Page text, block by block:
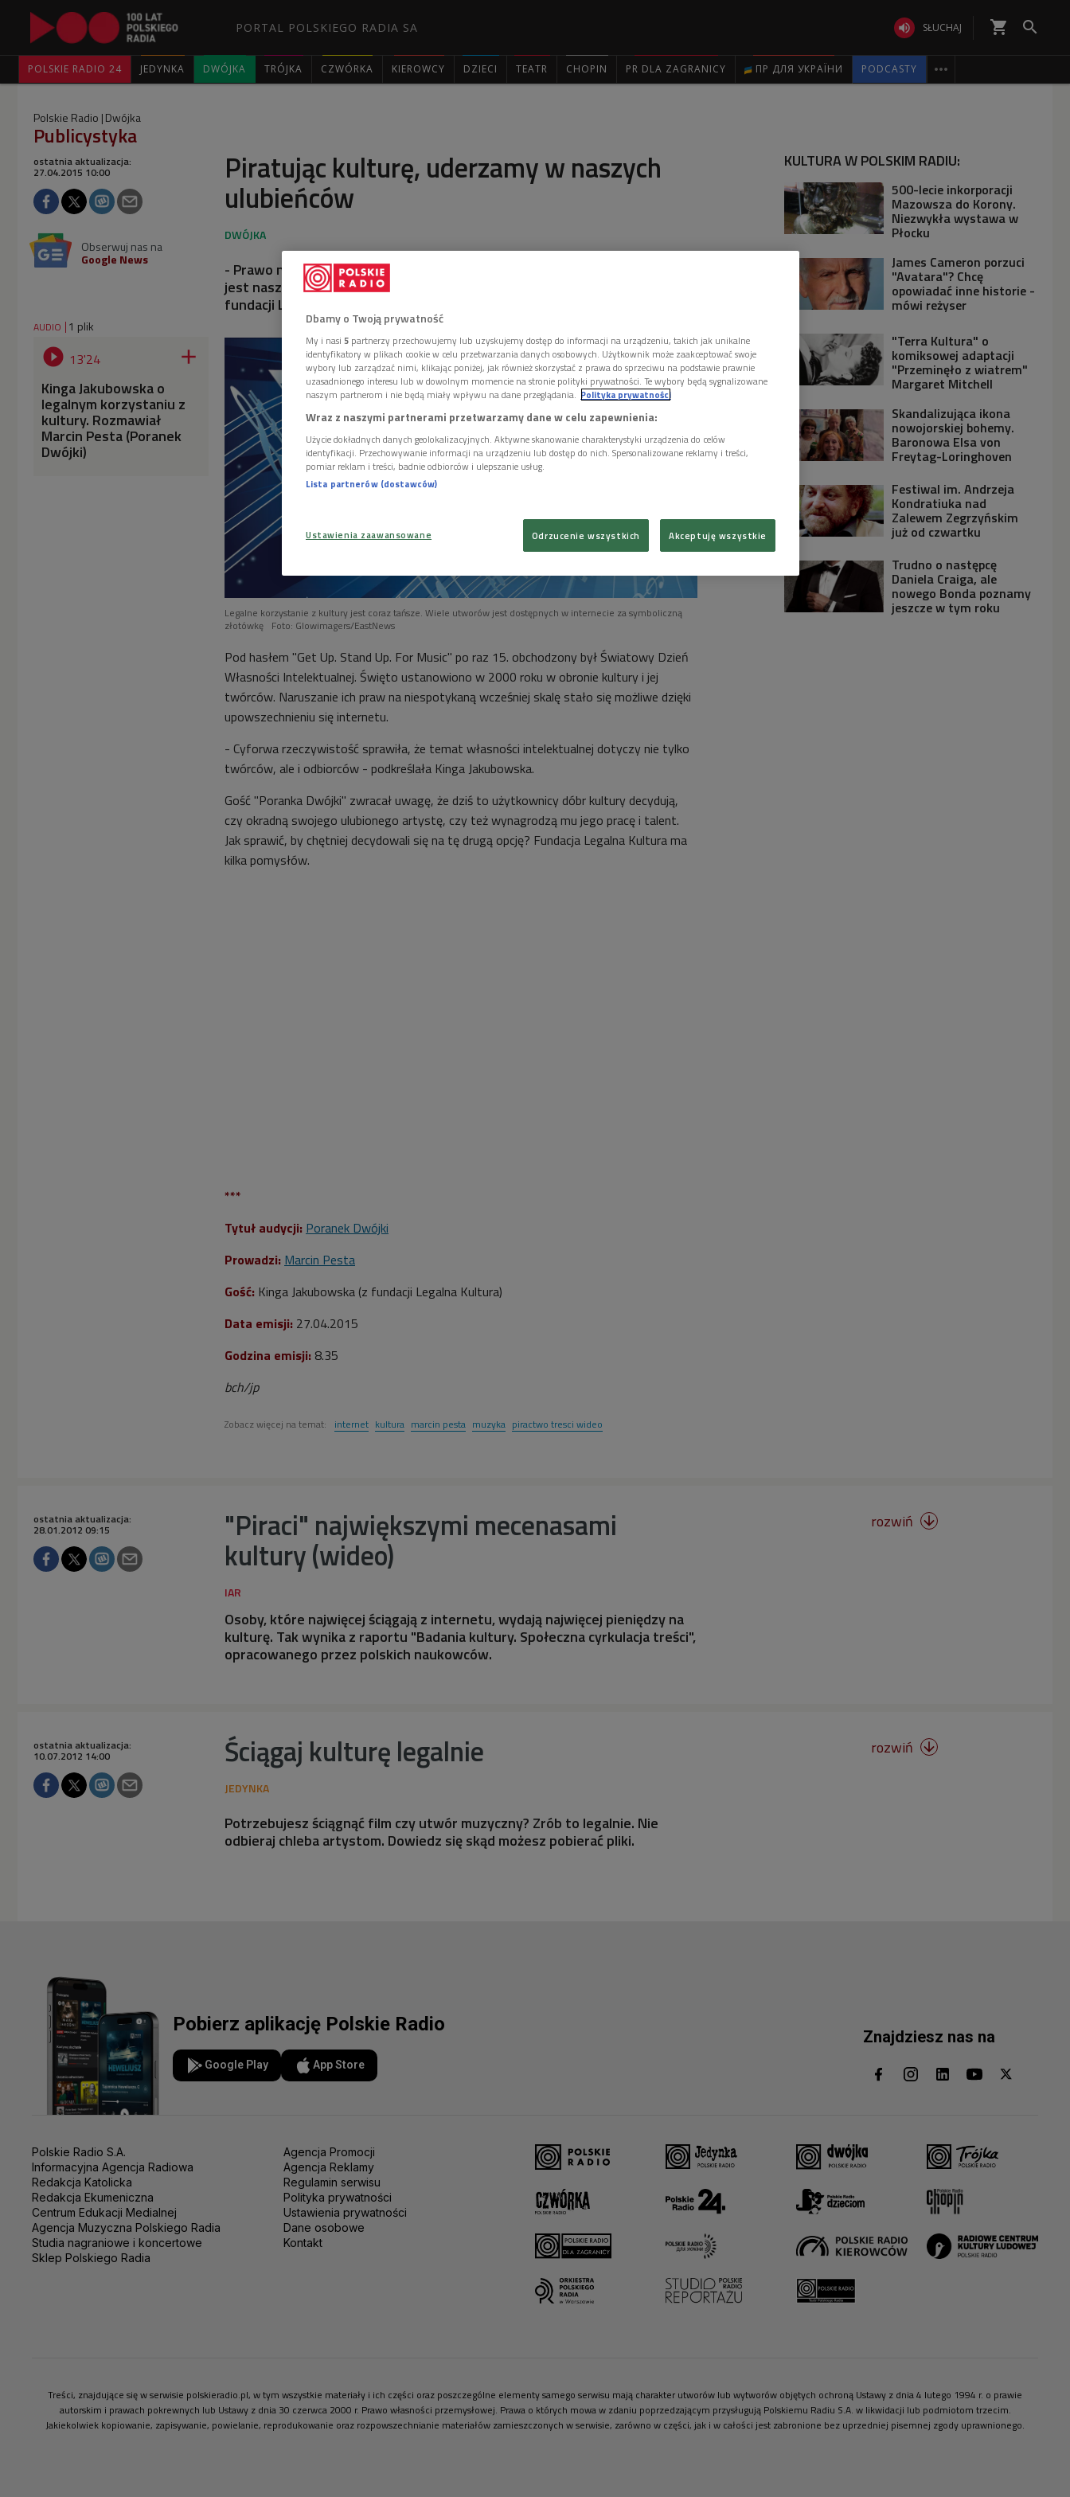
PORTAL POLSKIEGO RADIA SA  SŁUCHAJ shopping_cart 
POLSKIE RADIO 24 JEDYNKA DWÓJKA TRÓJKA CZWÓRKA KIEROWCY DZIECI TEATR CHOPIN PR DLA ZAGRANICY ПР ДЛЯ УКРАЇНИ PODCASTY 
Polskie Radio Dwójka
Publicystyka
Piratując kulturę, uderzamy w naszych
ulubieńców
ostatnia aktualizacja:
27.04.2015 10:00
Obserwuj nas na
Google News
- Prawo nie nadąża za przemianami technologicznymi, dlatego tak ważna
jest nasza świadomość i etyka - mówiła w Dwójce Kinga Jakubowska z
fundacji Legalna Kultura.
AUDIO 1 plik
 13'24 
Kinga Jakubowska o
legalnym korzystaniu z
kultury. Rozmawiał
Marcin Pesta (Poranek
Dwójki)
Legalne korzystanie z kultury jest coraz tańsze. Wiele utworów jest dostępnych w internecie za symboliczną
złotówkę Foto: Glowimagers/EastNews
Pod hasłem "Get Up. Stand Up. For Music" po raz 15. obchodzony był Światowy Dzień
Własności Intelektualnej. Święto ustanowiono w 2000 roku w obronie kultury i jej
twórców. Naruszanie ich praw na niespotykaną wcześniej skalę stało się możliwe dzięki
upowszechnieniu się internetu.
- Cyforwa rzeczywistość sprawiła, że temat własności intelektualnej dotyczy nie tylko
twórców, ale i odbiorców - podkreślała Kinga Jakubowska.
Gość "Poranka Dwójki" zwracał uwagę, że dziś to użytkownicy dóbr kultury decydują,
czy okradną swojego ulubionego artystę, czy też wynagrodzą mu jego pracę i talent.
Jak sprawić, by chętniej decydowali się na tę drugą opcję? Fundacja Legalna Kultura ma
kilka pomysłów.
***
Tytuł audycji: Poranek Dwójki
Prowadzi: Marcin Pesta
Gość: Kinga Jakubowska (z fundacji Legalna Kultura)
Data emisji: 27.04.2015
Godzina emisji: 8.35
bch/jp
Zobacz więcej na temat: internet kultura marcin pesta muzyka piractwo tresci wideo
KULTURA W POLSKIM RADIU:
500-lecie inkorporacji
Mazowsza do Korony.
Niezwykła wystawa w
Płocku
James Cameron porzuci
"Avatara"? Chcę
opowiadać inne historie -
mówi reżyser
"Terra Kultura" o
komiksowej adaptacji
"Przeminęło z wiatrem"
Margaret Mitchell
Skandalizująca ikona
nowojorskiej bohemy.
Baronowa Elsa von
Freytag-Loringhoven
Festiwal im. Andrzeja
Kondratiuka nad
Zalewem Zegrzyńskim
już od czwartku
Trudno o następcę
Daniela Craiga, ale
nowego Bonda poznamy
jeszcze w tym roku
"Piraci" największymi mecenasami
kultury (wideo)
ostatnia aktualizacja:
28.01.2012 09:15
Osoby, które najwięcej ściągają z internetu, wydają najwięcej pieniędzy na
kulturę. Tak wynika z raportu "Badania kultury. Społeczna cyrkulacja treści",
opracowanego przez polskich naukowców.
rozwiń 
Ściągaj kulturę legalnie
ostatnia aktualizacja:
10.07.2012 14:00
Potrzebujesz ściągnąć film czy utwór muzyczny? Zrób to legalnie. Nie
odbieraj chleba artystom. Dowiedz się skąd możesz pobierać pliki.
rozwiń 
Pobierz aplikację Polskie Radio
Google Play App Store
Znajdziesz nas na
Polskie Radio S.A.
Informacyjna Agencja Radiowa
Redakcja Katolicka
Redakcja Ekumeniczna
Centrum Edukacji Medialnej
Agencja Muzyczna Polskiego Radia
Studia nagraniowe i koncertowe
Sklep Polskiego Radia
Agencja Promocji
Agencja Reklamy
Regulamin serwisu
Polityka prywatności
Ustawienia prywatności
Dane osobowe
Kontakt
Treści, znajdujące się w serwisie polskieradio.pl, w tym wszystkie materiały i ich części oraz poszczególne elementy samego serwisu mają charakter utworów lub wytworów objętych ochroną Ustawy z dnia 4 lutego 1994 r. o prawie
autorskim i prawach pokrewnych lub Ustawy z dnia 30 czerwca 2000 r. Prawo własności przemysłowej. Prawa o których mowa w zdaniu poprzedzającym przysługują Polskiemu Radiu S.A. w likwidacji lub podmiotom trzecim.
Jakiekolwiek kopiowanie, zapisywanie, powielanie, reprodukowanie oraz rozpowszechnianie materiałów zamieszczonych w serwisie, zarówno w części, jak i w całości jest zabronione bez uprzedniej pisemnej zgody uprawnionego.
Dbamy o Twoją prywatność
My i nasi 5 partnerzy przechowujemy lub uzyskujemy dostęp do informacji na urządzeniu, takich jak unikalne
identyfikatory w plikach cookie w celu przetwarzania danych osobowych. Użytkownik może zaakceptować swoje
wybory lub zarządzać nimi, klikając poniżej, jak również skorzystać z prawa do sprzeciwu na podstawie prawnie
uzasadnionego interesu lub w dowolnym momencie na stronie polityki prywatności. Te wybory będą sygnalizowane
naszym partnerom i nie będą miały wpływu na dane przeglądania. Polityka prywatności
Wraz z naszymi partnerami przetwarzamy dane w celu zapewnienia:
Użycie dokładnych danych geolokalizacyjnych. Aktywne skanowanie charakterystyki urządzenia do celów
identyfikacji. Przechowywanie informacji na urządzeniu lub dostęp do nich. Spersonalizowane reklamy i treści,
pomiar reklam i treści, badnie odbiorców i ulepszanie usług.
Lista partnerów (dostawców)
Ustawienia zaawansowane Odrzucenie wszystkich Akceptuję wszystkie